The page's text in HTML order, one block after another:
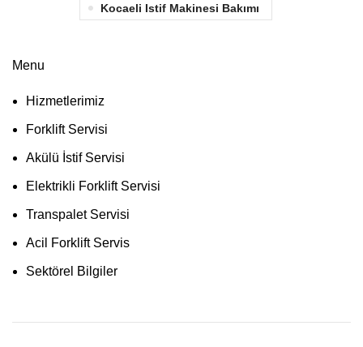
Kocaeli Istif Makinesi Bakımı
Menu
Hizmetlerimiz
Forklift Servisi
Akülü İstif Servisi
Elektrikli Forklift Servisi
Transpalet Servisi
Acil Forklift Servis
Sektörel Bilgiler